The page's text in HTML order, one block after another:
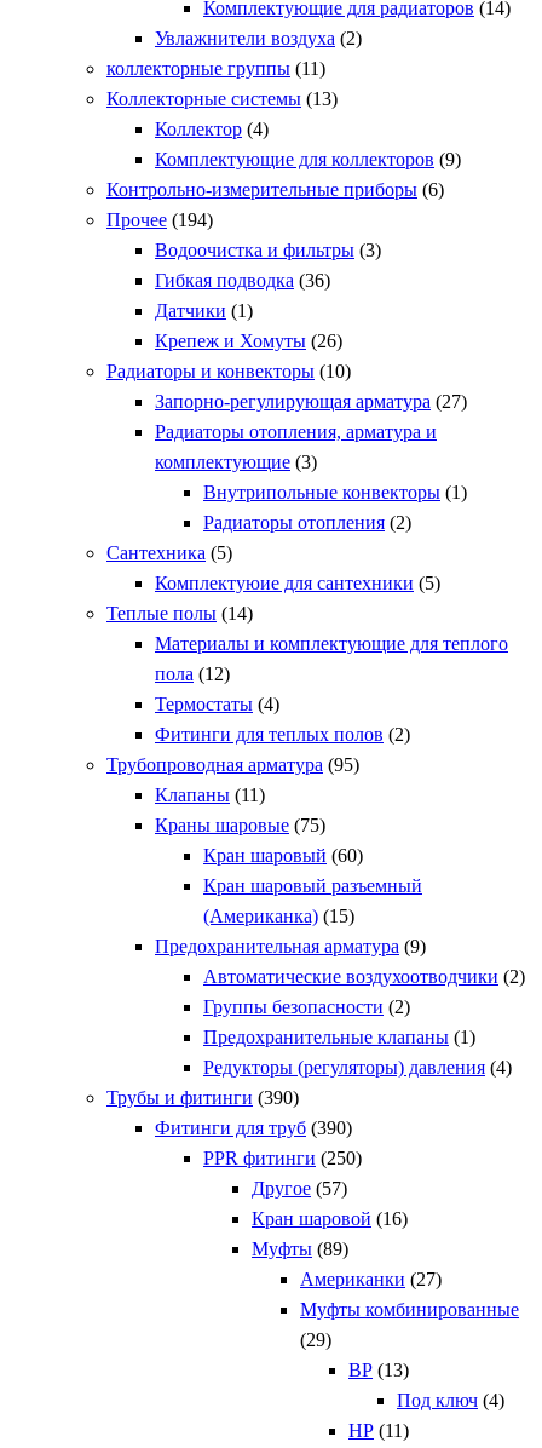
Комплектующие для радиаторов (14)
Увлажнители воздуха (2)
коллекторные группы (11)
Коллекторные системы (13)
Коллектор (4)
Комплектующие для коллекторов (9)
Контрольно-измерительные приборы (6)
Прочее (194)
Водоочистка и фильтры (3)
Гибкая подводка (36)
Датчики (1)
Крепеж и Хомуты (26)
Радиаторы и конвекторы (10)
Запорно-регулирующая арматура (27)
Радиаторы отопления, арматура и
комплектующие (3)
Внутрипольные конвекторы (1)
Радиаторы отопления (2)
Сантехника (5)
Комплектуюие для сантехники (5)
Теплые полы (14)
Материалы и комплектующие для теплого
пола (12)
Термостаты (4)
Фитинги для теплых полов (2)
Трубопроводная арматура (95)
Клапаны (11)
Краны шаровые (75)
Кран шаровый (60)
Кран шаровый разъемный
(Американка) (15)
Предохранительная арматура (9)
Автоматические воздухоотводчики (2)
Группы безопасности (2)
Предохранительные клапаны (1)
Редукторы (регуляторы) давления (4)
Трубы и фитинги (390)
Фитинги для труб (390)
PPR фитинги (250)
Другое (57)
Кран шаровой (16)
Муфты (89)
Американки (27)
Муфты комбинированные
(29)
ВР (13)
Под ключ (4)
НР (11)